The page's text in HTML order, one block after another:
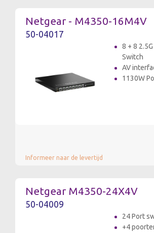
Netgear - M4350-16M4V
50-04017
8 + 8
Switch
AV
1130W
Informeer naar de levertijd
Netgear M4350-24X4V
50-04009
24 Port
+4